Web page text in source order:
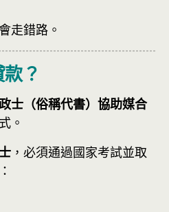
走錯路。
？
士（俗稱代書）協助媒合
。
，必須通過國家考試並取